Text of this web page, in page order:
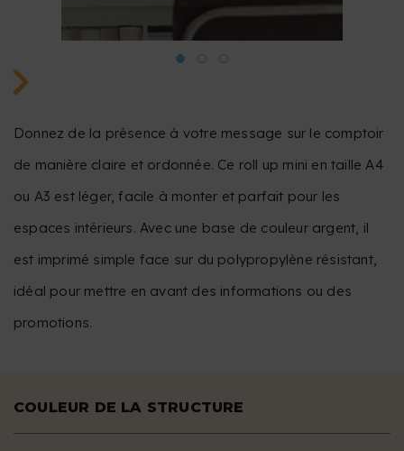
Donnez de la présence à votre message sur le comptoir
de manière claire et ordonnée. Ce roll up mini en taille A4
ou A3 est léger, facile à monter et parfait pour les
espaces intérieurs. Avec une base de couleur argent, il
est imprimé simple face sur du polypropylène résistant,
idéal pour mettre en avant des informations ou des
promotions.
COULEUR DE LA STRUCTURE